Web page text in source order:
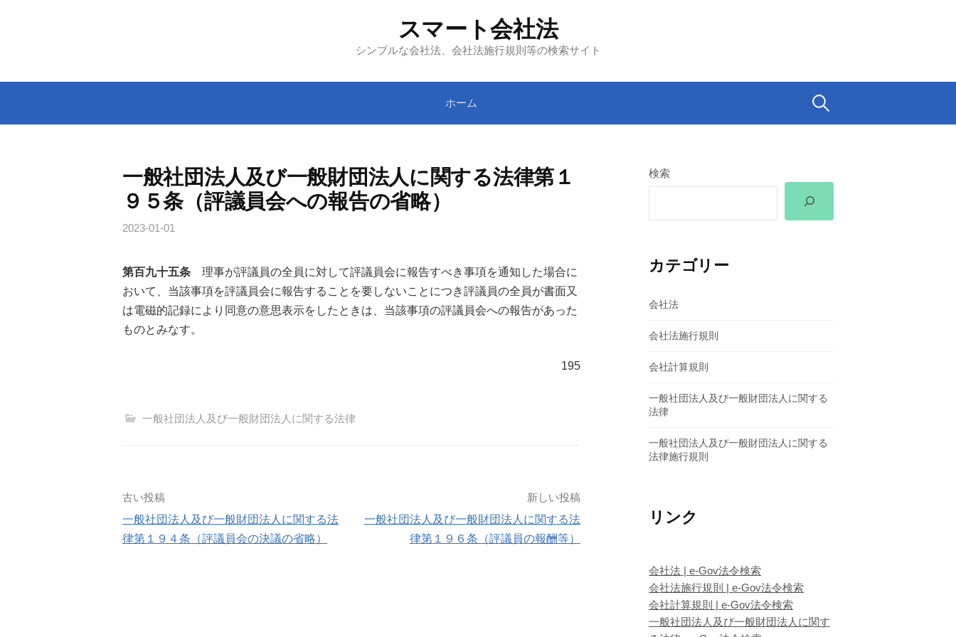
ツ
ス
スマート会社法
シンプルな会社法、会社法施行規則等の検索サイト
ホーム 検
一般社団法人及び一般財団法人に関する法律第１
９５条（評議員会への報告の省略）
2023-01-01
第百九十五条 理事が評議員の全員に対して評議員会に報告すべき事項を通知した場合に
おいて、当該事項を評議員会に報告することを要しないことにつき評議員の全員が書面又
は電磁的記録により同意の意思表示をしたときは、当該事項の評議員会への報告があった
ものとみなす。
195
一般社団法人及び一般財団法人に関する法律
投
稿
古い投稿
一般社団法人及び一般財団法人に関する法
律第１９４条（評議員会の決議の省略）
新しい投稿
一般社団法人及び一般財団法人に関する法
律第１９６条（評議員の報酬等）
検索
カテゴリー
会社法
会社法施行規則
会社計算規則
一般社団法人及び一般財団法人に関する
法律
一般社団法人及び一般財団法人に関する
法律施行規則
リンク
会社法 | e-Gov法令検索
会社法施行規則 | e-Gov法令検索
会社計算規則 | e-Gov法令検索
一般社団法人及び一般財団法人に関す